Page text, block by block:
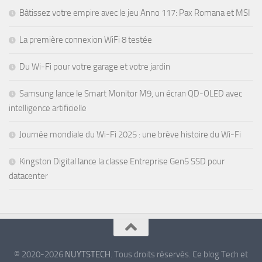
Bâtissez votre empire avec le jeu Anno 117: Pax Romana et MSI
La première connexion WiFi 8 testée
Du Wi-Fi pour votre garage et votre jardin
Samsung lance le Smart Monitor M9, un écran QD-OLED avec
intelligence artificielle
Journée mondiale du Wi-Fi 2025 : une brève histoire du Wi-Fi
Kingston Digital lance la classe Entreprise Gen5 SSD pour
datacenter
© 2020-2026 NUYTSTECH. Tous droits réservés. Ce blog Tech et